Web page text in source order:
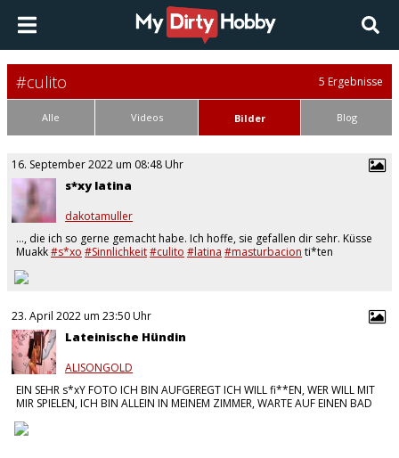
#culito 5 Ergebnisse
Alle Videos Bilder Blog
16. September 2022 um 08:48 Uhr
s*xy latina
dakotamuller
…, die ich so gerne gemacht habe. Ich hoffe, sie gefallen dir sehr. Küsse
Muakk#s*xo #Sinnlichkeit#culito #latina #masturbacion ti*ten
23. April 2022 um 23:50 Uhr
Lateinische Hündin
ALISONGOLD
EIN SEHR s*xY FOTO ICH BIN AUFGEREGT ICH WILL fi**EN, WER WILL MIT
MIR SPIELEN, ICH BIN ALLEIN IN MEINEM ZIMMER, WARTE AUF EINEN BAD
#Pu**y